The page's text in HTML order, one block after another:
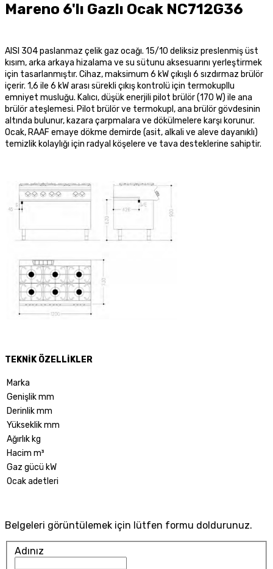
Mareno 6'lı Gazlı Ocak NC712G36
AISI 304 paslanmaz çelik gaz ocağı. 15/10 deliksiz preslenmiş üst
kısım, arka arkaya hizalama ve su sütunu aksesuarını yerleştirmek
için tasarlanmıştır. Cihaz, maksimum 6 kW çıkışlı 6 sızdırmaz brülör
içerir. 1,6 ile 6 kW arası sürekli çıkış kontrolü için termokupllu
emniyet musluğu. Kalıcı, düşük enerjili pilot brülör (170 W) ile ana
brülör ateşlemesi. Pilot brülör ve termokupl, ana brülör gövdesinin
altında bulunur, kazara çarpmalara ve dökülmelere karşı korunur.
Ocak, RAAF emaye dökme demirde (asit, alkali ve aleve dayanıklı)
temizlik kolaylığı için radyal köşelere ve tava desteklerine sahiptir.
TEKNİK ÖZELLİKLER
Marka
Genişlik mm
Derinlik mm
Yükseklik mm
Ağırlık kg
Hacim m³
Gaz gücü kW
Ocak adetleri
Belgeleri görüntülemek için lütfen formu doldurunuz.
Adınız